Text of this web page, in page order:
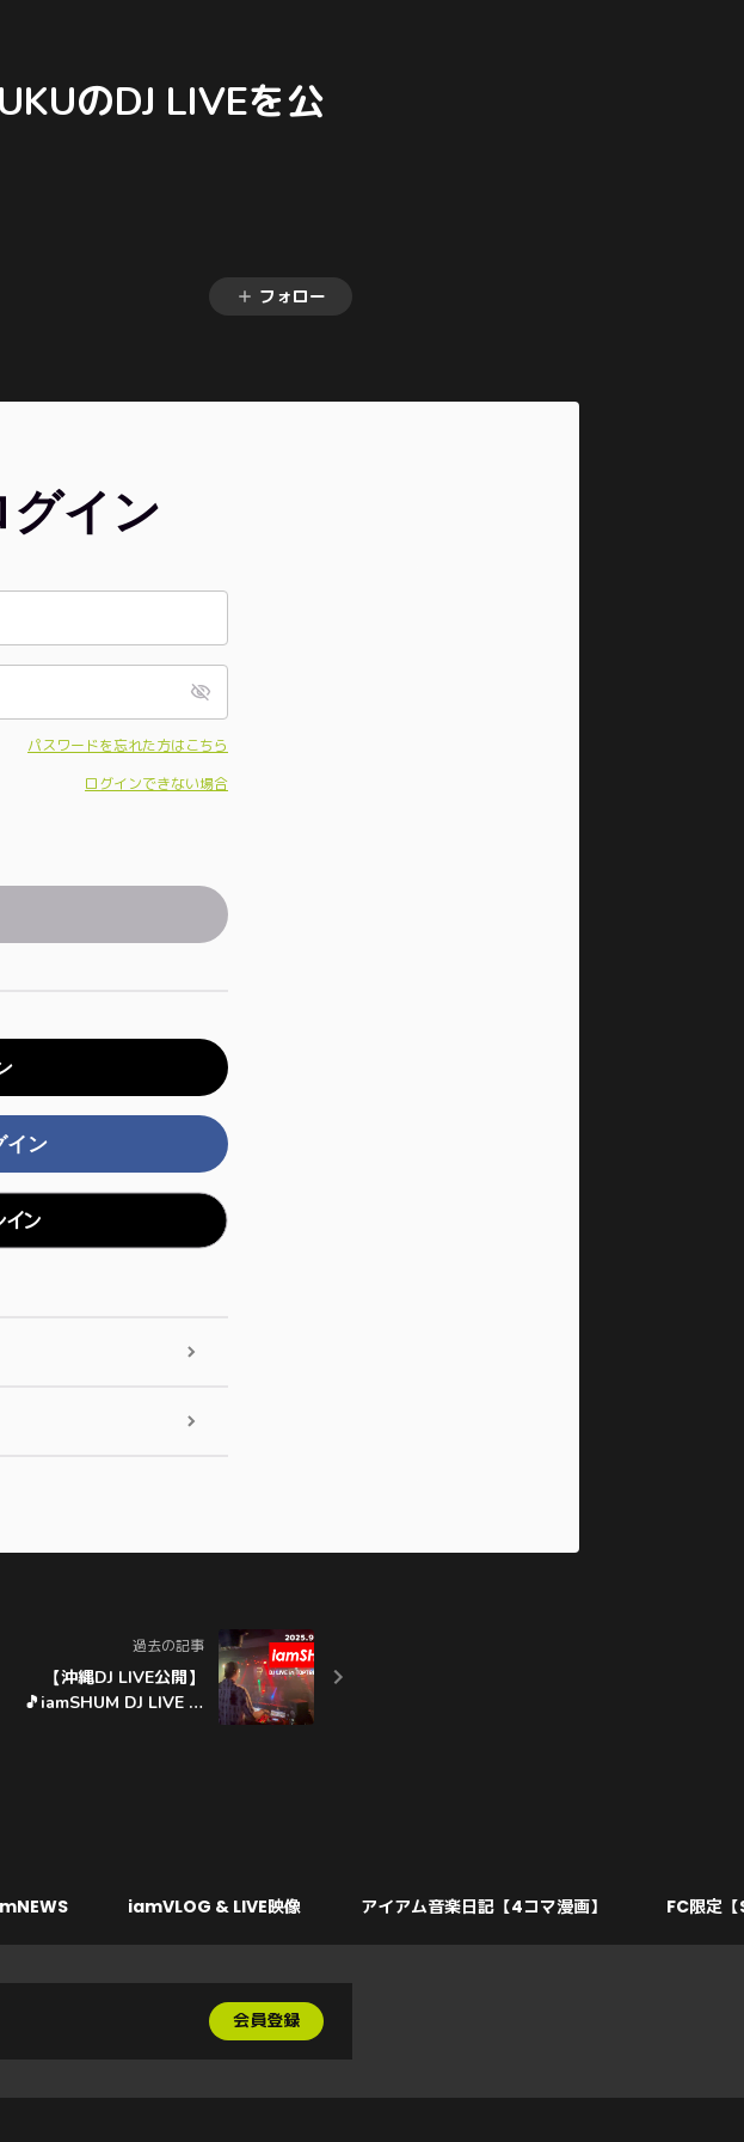
のDJ LIVEを公
フォロー
イン
パスワードを忘れた方はこちら
ログインできない場合
イン
ン
過去の記事
【沖縄DJ LIVE公開】
🎵iamSHUM DJ LIVE in
iamVLOG & LIVE映像 アイアム音楽日記【4コマ漫画】 FC限定
会員登録